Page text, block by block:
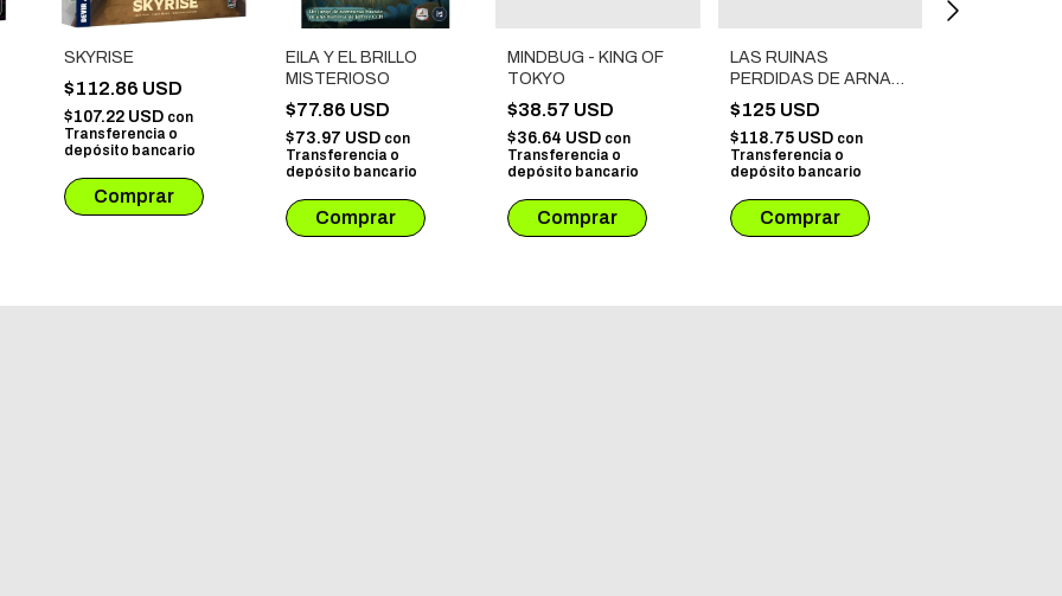
SKYRISE
$112.86 USD
$107.22 USD con
Transferencia o
depósito bancario
EILA Y EL BRILLO
MISTERIOSO
$77.86 USD
$73.97 USD con
Transferencia o
depósito bancario
MINDBUG - KING OF
TOKYO
$38.57 USD
$36.64 USD con
Transferencia o
depósito bancario
LAS RUINAS
PERDIDAS DE ARNAK
- COFRE DE
AVENTURAS
$125 USD
$118.75 USD con
Transferencia o
depósito bancario